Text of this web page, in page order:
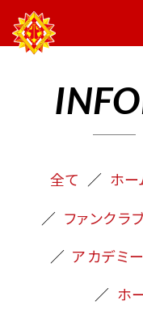
全て ホ
ファンクラ
アカデミー
ホ